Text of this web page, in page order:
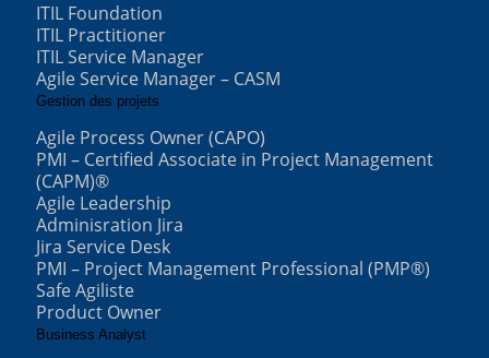
ITIL Foundation
ITIL Practitioner
ITIL Service Manager
Agile Service Manager – CASM
Gestion des projets
Agile Process Owner (CAPO)
PMI – Certified Associate in Project Management
(CAPM)®
Agile Leadership
Adminisration Jira
Jira Service Desk
PMI – Project Management Professional (PMP®)
Safe Agiliste
Product Owner
Business Analyst